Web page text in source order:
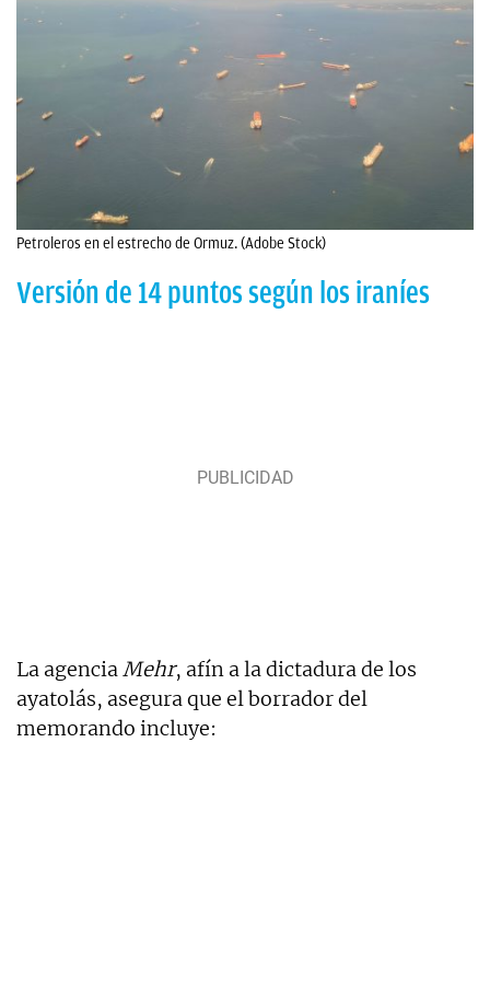
Petroleros en el estrecho de Ormuz. (Adobe Stock)
Versión de 14 puntos según los iraníes
La agencia Mehr, afín a la dictadura de los
ayatolás, asegura que el borrador del
memorando incluye: